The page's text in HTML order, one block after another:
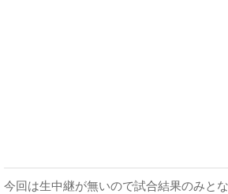
今回は生中継が無いので試合結果のみとな